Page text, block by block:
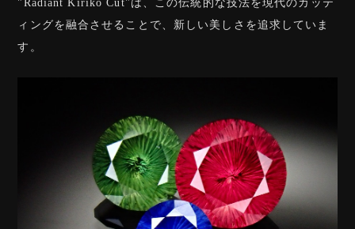
"Radiant Kiriko Cut"は、この伝統的な技法を現代のカッテ
ィングを融合させることで、新しい美しさを追求していま
す。